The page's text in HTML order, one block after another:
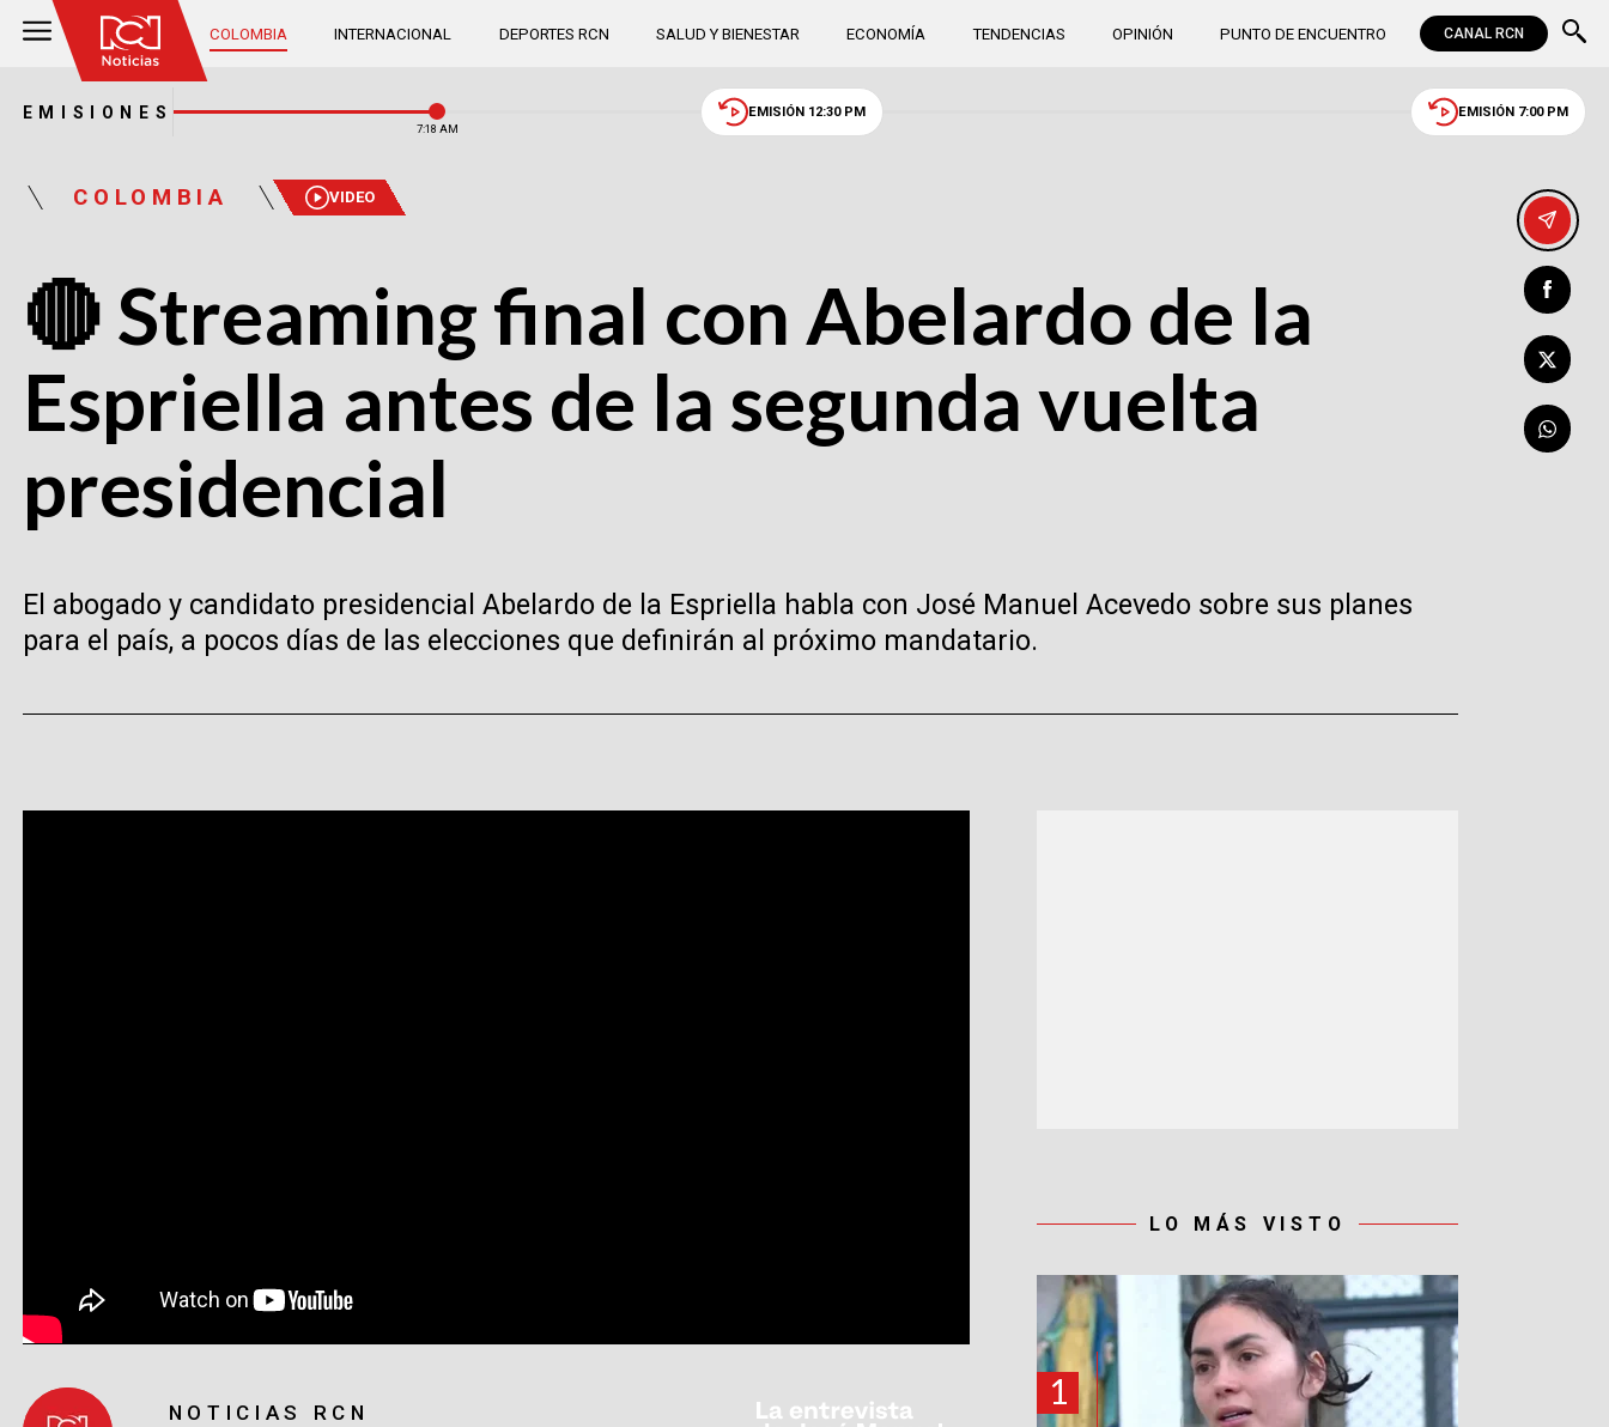
COLOMBIA INTERNACIONAL DEPORTES RCN SALUD Y BIENESTAR ECONOMÍA TENDENCIAS OPINIÓN PUNTO DE ENCUENTRO CANAL RCN
EMISIONES
7:18 AM
EMISIÓN 12:30 PM EMISIÓN 7:00 PM
COLOMBIA VIDEO
🔴 Streaming final con Abelardo de la
Espriella antes de la segunda vuelta
presidencial
El abogado y candidato presidencial Abelardo de la Espriella habla con José Manuel Acevedo sobre sus planes
para el país, a pocos días de las elecciones que definirán al próximo mandatario.
NOTICIAS RCN
LO MÁS VISTO
1